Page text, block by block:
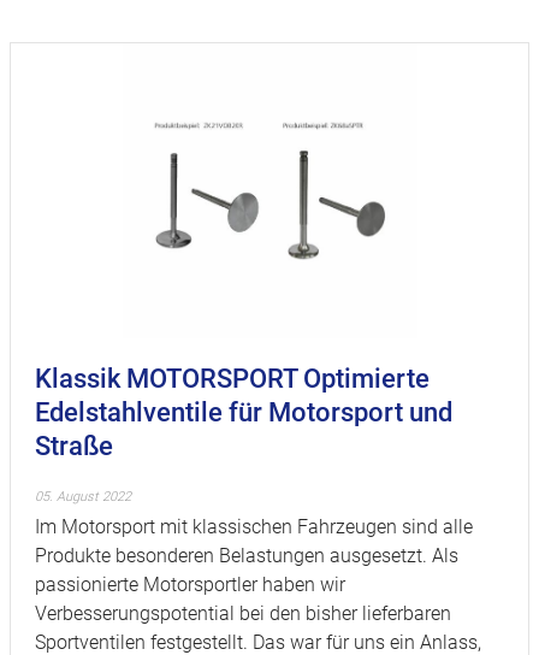
Klassik MOTORSPORT Optimierte
Edelstahlventile für Motorsport und
Straße
05. August 2022
Im Motorsport mit klassischen Fahrzeugen sind alle
Produkte besonderen Belastungen ausgesetzt. Als
passionierte Motorsportler haben wir
Verbesserungspotential bei den bisher lieferbaren
Sportventilen festgestellt. Das war für uns ein Anlass,